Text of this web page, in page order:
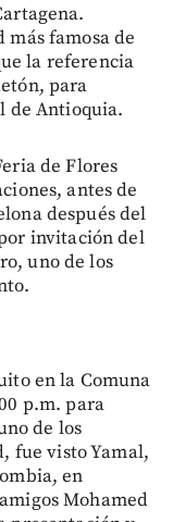
famosa de
la referencia
para
de Antioquia.
de Flores
antes de
después del
invitación del
uno de los
en la Comuna
p.m. para
de los
fue visto Yamal,
en
Mohamed